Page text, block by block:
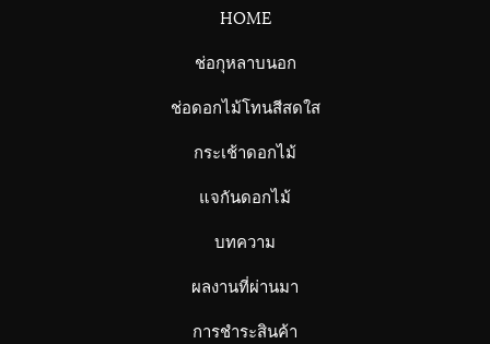
HOME
ช่อกุหลาบนอก
ช่อดอกไม้โทนสีสดใส
กระเช้าดอกไม้
แจกันดอกไม้
บทความ
ผลงานที่ผ่านมา
การชำระสินค้า